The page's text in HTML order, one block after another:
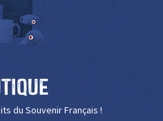
du Souvenir Français !